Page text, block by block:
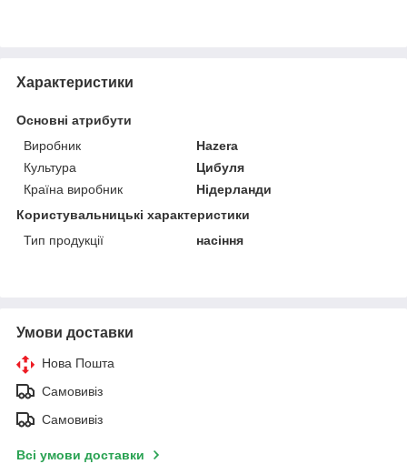
Характеристики
Основні атрибути
Виробник
Hazera
Культура
Цибуля
Країна виробник
Нідерланди
Користувальницькі характеристики
Тип продукції
насіння
Умови доставки
Нова Пошта
Самовивіз
Самовивіз
Всі умови доставки